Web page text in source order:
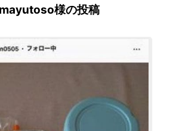
様の投稿